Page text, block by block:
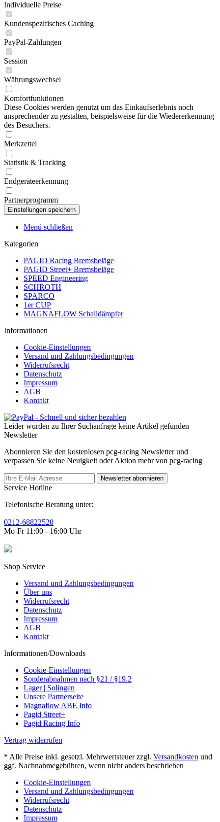
Individuelle Preise
Kundenspezifisches Caching
PayPal-Zahlungen
Session
Währungswechsel
Komfortfunktionen
Diese Cookies werden genutzt um das Einkaufserlebnis noch
ansprechender zu gestalten, beispielsweise für die Wiedererkennung
des Besuchers.
Merkzettel
Statistik & Tracking
Endgeräteerkennung
Partnerprogramm
Menü schließen
Kategorien
PAGID Racing Bremsbeläge
PAGID Street+ Bremsbeläge
SPEED Engineering
SCHROTH
SPARCO
1er CUP
MAGNAFLOW Schalldämpfer
Informationen
Cookie-Einstellungen
Versand und Zahlungsbedingungen
Widerrufsrecht
Datenschutz
Impressum
AGB
Kontakt
Leider wurden zu Ihrer Suchanfrage keine Artikel gefunden
Newsletter
Abonnieren Sie den kostenlosen pcg-racing Newsletter und
verpassen Sie keine Neuigkeit oder Aktion mehr von pcg-racing
Newsletter abonnieren
Service Hotline
Telefonische Beratung unter:
0212-68822520
Mo-Fr 11:00 - 16:00 Uhr
Shop Service
Versand und Zahlungsbedingungen
Über uns
Widerrufsrecht
Datenschutz
Impressum
AGB
Kontakt
Informationen/Downloads
Cookie-Einstellungen
Sonderabnahmen nach §21 / §19.2
Lager | Solingen
Unsere Partnerseite
Magnaflow ABE Info
Pagid Street+
Pagid Racing Info
Vertrag widerrufen
* Alle Preise inkl. gesetzl. Mehrwertsteuer zzgl. Versandkosten und
ggf. Nachnahmegebühren, wenn nicht anders beschrieben
Cookie-Einstellungen
Versand und Zahlungsbedingungen
Widerrufsrecht
Datenschutz
Impressum